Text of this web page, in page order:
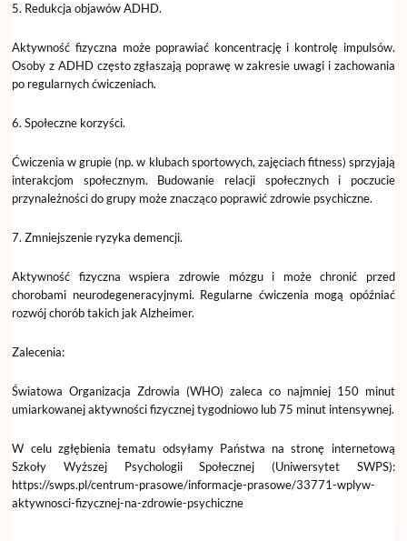
5. Redukcja objawów ADHD.
Aktywność fizyczna może poprawiać koncentrację i kontrolę impulsów.
Osoby z ADHD często zgłaszają poprawę w zakresie uwagi i zachowania
po regularnych ćwiczeniach.
6. Społeczne korzyści.
Ćwiczenia w grupie (np. w klubach sportowych, zajęciach fitness) sprzyjają
interakcjom społecznym. Budowanie relacji społecznych i poczucie
przynależności do grupy może znacząco poprawić zdrowie psychiczne.
7. Zmniejszenie ryzyka demencji.
Aktywność fizyczna wspiera zdrowie mózgu i może chronić przed
chorobami neurodegeneracyjnymi. Regularne ćwiczenia mogą opóźniać
rozwój chorób takich jak Alzheimer.
Zalecenia:
Światowa Organizacja Zdrowia (WHO) zaleca co najmniej 150 minut
umiarkowanej aktywności fizycznej tygodniowo lub 75 minut intensywnej.
W celu zgłębienia tematu odsyłamy Państwa na stronę internetową
Szkoły Wyższej Psychologii Społecznej (Uniwersytet SWPS):
https://swps.pl/centrum-prasowe/informacje-prasowe/33771-wplyw-
aktywnosci-fizycznej-na-zdrowie-psychiczne